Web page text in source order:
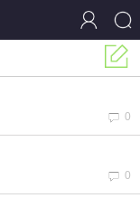
0
0